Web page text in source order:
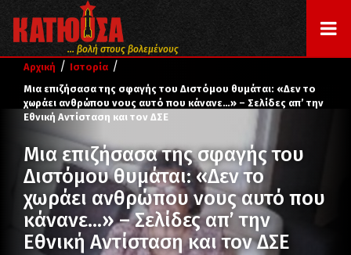
... βολή στους βολεμένους
Αρχική / Ιστορία /
Μια επιζήσασα της σφαγής του Διστόμου θυμάται: «Δεν το
χωράει ανθρώπου νους αυτό που κάνανε…» – Σελίδες απ’ την
Εθνική Αντίσταση και τον ΔΣΕ
Μια επιζήσασα της σφαγής του
Διστόμου θυμάται: «Δεν το
χωράει ανθρώπου νους αυτό που
κάνανε…» – Σελίδες απ’ την
Εθνική Αντίσταση και τον ΔΣΕ